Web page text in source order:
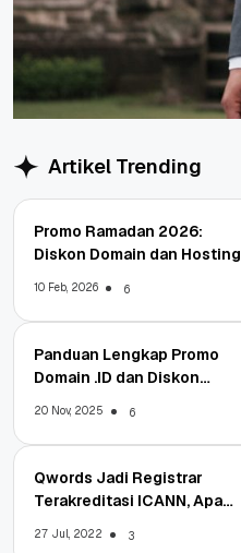
Artikel Trending
Promo Ramadan 2026:
Diskon Domain dan Hosting
10 Feb, 2026 6
Panduan Lengkap Promo
Domain .ID dan Diskon
20 Nov, 2025 6
Qwords Jadi Registrar
Terakreditasi ICANN, Apa
27 Jul, 2022 3